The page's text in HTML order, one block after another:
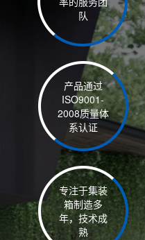
队
产品通过
ISO9001-
2008质量体
系认证
专注于集装
箱制造多
年，技术成
熟